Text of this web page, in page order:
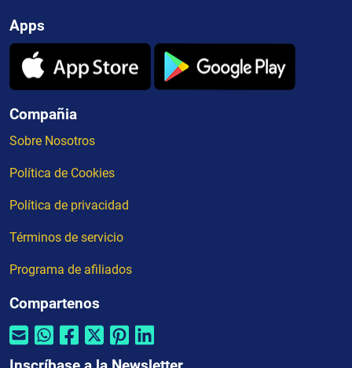
Apps
Compañia
Sobre Nosotros
Política de Cookies
Política de privacidad
Términos de servicio
Programa de afiliados
Compartenos